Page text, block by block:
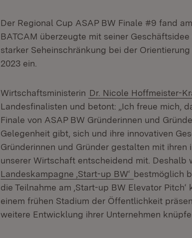
Der Regional Cup ASAP BW Finale #9 fand
BATCAM überzeugte mit seiner
starker Seheinschränkung bei der
2023 ein.
Wirtschaftsministerin Dr. Nicole Hoffmeister-
Landesfinalisten und betont: „Ich freue mich,
Finale von ASAP BW Gründerinnen und
Gelegenheit gibt, sich und ihre innovativen
Gründerinnen und Gründer gestalten mit
unserer Wirtschaft entscheidend mit. Deshalb
Landeskampagne ‚Start-up BW‘ (Öffnet in
bestmöglich
die Teilnahme am ‚Start-up BW Elevator
einem frühen Stadium der Öffentlichkeit
weitere Entwicklung ihrer Unternehmen